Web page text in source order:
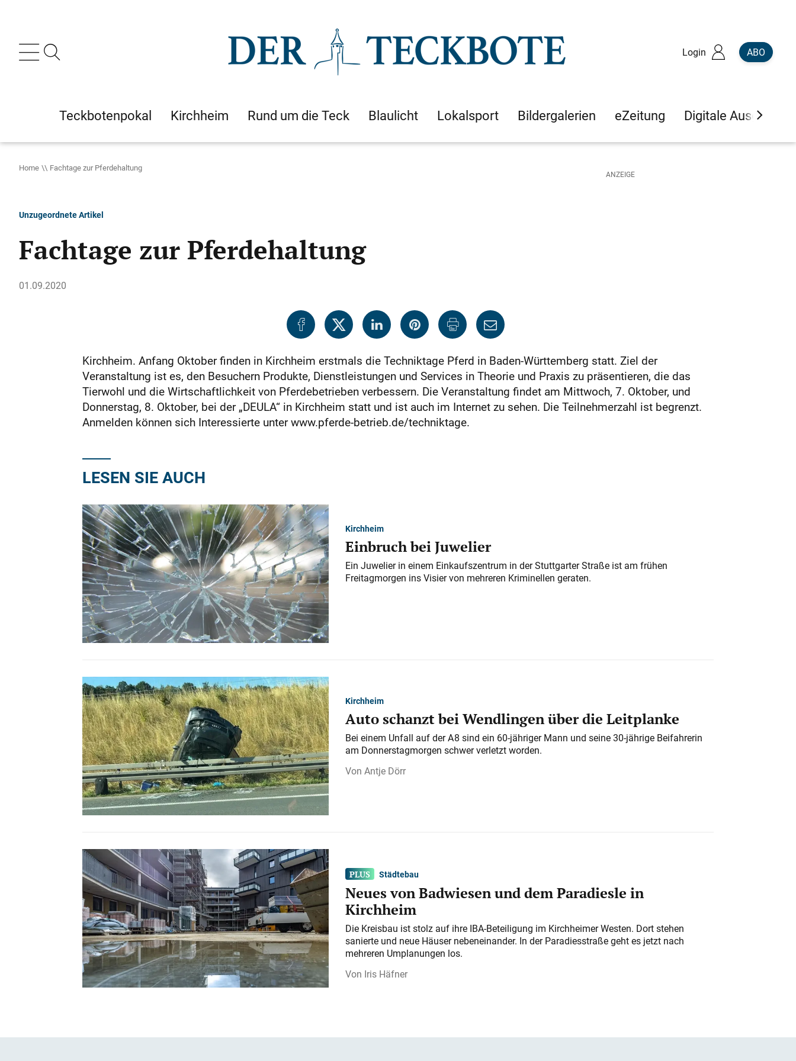
Login ABO
Teckbotenpokal Kirchheim Rund um die Teck Blaulicht Lokalsport Bildergalerien eZeitung Digitale Ausgaben
Home Fachtage zur Pferdehaltung
Unzugeordnete Artikel
Fachtage zur Pferdehaltung
01.09.2020
Kirchheim. Anfang Oktober finden in Kirchheim erstmals die Techniktage Pferd in Baden-Württemberg statt. Ziel der
Veranstaltung ist es, den Besuchern Produkte, Dienstleistungen und Services in Theorie und Praxis zu präsentieren, die das
Tierwohl und die Wirtschaftlichkeit von Pferdebetrieben verbessern. Die Veranstaltung findet am Mittwoch, 7. Oktober, und
Donnerstag, 8. Oktober, bei der „DEULA“ in Kirchheim statt und ist auch im Internet zu sehen. Die Teilnehmerzahl ist begrenzt.
Anmelden können sich Interessierte unter www.pferde-betrieb.de/techniktage.
LESEN SIE AUCH
Kirchheim
Einbruch bei Juwelier
Ein Juwelier in einem Einkaufszentrum in der Stuttgarter Straße ist am frühen
Freitagmorgen ins Visier von mehreren Kriminellen geraten.
Kirchheim
Auto schanzt bei Wendlingen über die Leitplanke
Bei einem Unfall auf der A 8 sind ein 60-jähriger Mann und seine 30-jährige Beifahrerin
am Donnerstagmorgen schwer verletzt worden.
Antje Dörr
Städtebau
Neues von Badwiesen und dem Paradiesle in
Kirchheim
Die Kreisbau ist stolz auf ihre IBA-Beteiligung im Kirchheimer Westen. Dort stehen
sanierte und neue Häuser nebeneinander. In der Paradiesstraße geht es jetzt nach
mehreren Umplanungen los.
Iris Häfner